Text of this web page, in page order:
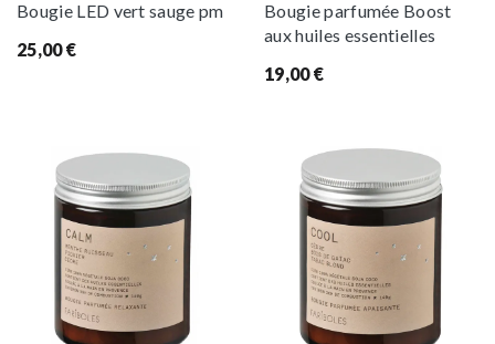
Bougie LED vert sauge pm
25,00€
Bougie parfumée Boost
aux huiles essentielles
19,00€